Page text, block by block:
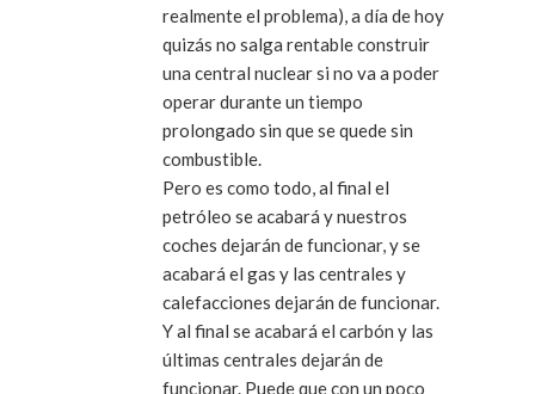
realmente el problema), a día de hoy
quizás no salga rentable construir
una central nuclear si no va a poder
operar durante un tiempo
prolongado sin que se quede sin
combustible.
Pero es como todo, al final el
petróleo se acabará y nuestros
coches dejarán de funcionar, y se
acabará el gas y las centrales y
calefacciones dejarán de funcionar.
Y al final se acabará el carbón y las
últimas centrales dejarán de
funcionar. Puede que con un poco